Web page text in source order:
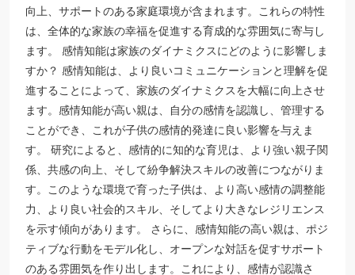
向上、サポートのある家庭環境が含まれます。これらの特性
は、全体的な家族の幸福を促進する育成的な雰囲気に寄与し
ます。 感情知能は家族のダイナミクスにどのように影響しま
すか？ 感情知能は、より良いコミュニケーションと理解を促
進することによって、家族のダイナミクスを大幅に向上させ
ます。感情知能が高い親は、自分の感情を認識し、管理する
ことができ、これが子供の感情的発達に良い影響を与えま
す。 研究によると、感情的に知的な育児は、より強い親子関
係、共感の向上、そして紛争解決スキルの改善につながりま
す。このような環境で育った子供は、より高い感情の調整能
力、より良い社会的スキル、そしてより大きなレジリエンス
を示す傾向があります。 さらに、感情知能の高い親は、ポジ
ティブな行動をモデル化し、オープンな対話を促すサポート
のある雰囲気を作り出します。これにより、感情が認識さ